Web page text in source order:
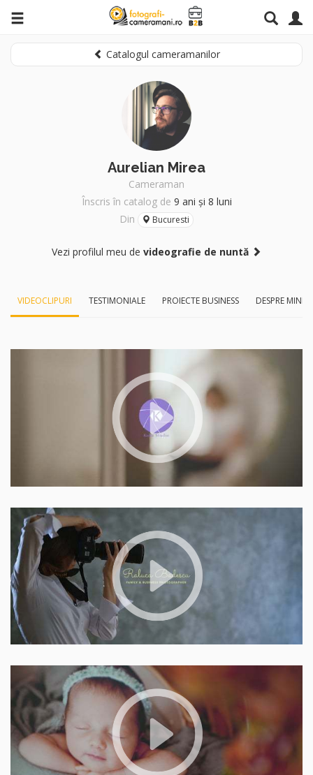
Catalogul cameramanilor
Aurelian Mirea
Cameraman
Înscris în catalog de 9 ani și 8 luni
Din
Bucuresti
Vezi profilul meu de videografie de nuntă
VIDEOCLIPURI TESTIMONIALE PROIECTE BUSINESS DESPRE MINE